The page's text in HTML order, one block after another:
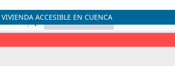
ACCESIBLE EN CUENCA